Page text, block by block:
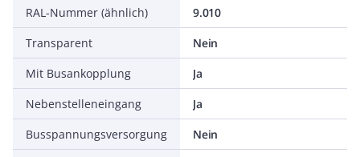
RAL-Nummer (ähnlich)
9.010
Transparent
Nein
Mit Busankopplung
Ja
Nebenstelleneingang
Ja
Busspannungsversorgung
Nein